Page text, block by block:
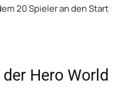
20 Spieler an den Start
Hero World